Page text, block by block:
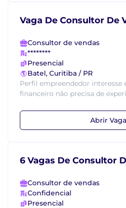
Vaga De Consultor De
Consultor de vendas
********
Presencial
Batel, Curitiba / PR
Perfil empreendedor interesse
financeiro não precisa de
Abrir Vaga
6 Vagas De Consultor
Consultor de vendas
Confidencial
Presencial